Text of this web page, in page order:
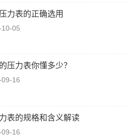
力表的正确选用
05
压力表你懂多少？
16
表的规格和含义解读
16